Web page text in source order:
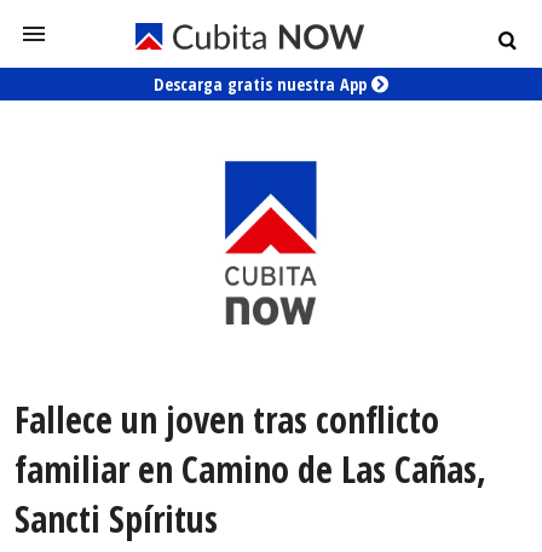
Descarga gratis nuestra App
Fallece un joven tras conflicto
familiar en Camino de Las Cañas,
Sancti Spíritus